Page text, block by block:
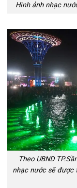
Hình ảnh nhạc
Theo UBND
nhạc nước sẽ được